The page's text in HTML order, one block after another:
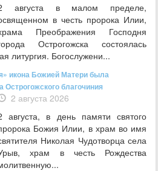
августа в малом пределе,
в честь пророка Илии,
Преображения Господня
Острогожска состоялась
литургия. Богослужени...
икона Божией Матери была
благочиния
2 августа 2026
августа, в день памяти святого
Божия Илии, в храм во имя
Николая Чудотворца села
храм в честь Рождества